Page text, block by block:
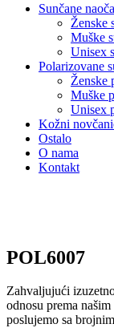
Sunčane
Ženske
Muške
Unisex
Polarizovane
Ženske
Muške
Unisex
Kožni
Ostalo
O nama
Kontakt
POL6007
Zahvaljujući
odnosu prema
poslujemo sa